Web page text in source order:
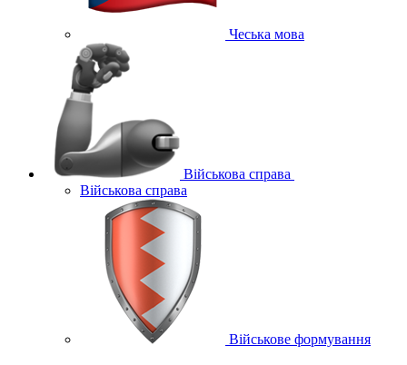
Чеська мова
Військова справа
Військова справа
Військове формування